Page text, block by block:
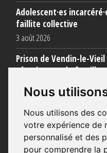
Nous
Nous utilisons des
votre expérience de
personnalisé et des
pour comprendre la
Adolescent·es
faillite collective
3 août 2026
Prison de Vendin-le-Vieil
témoignage de familles
31 juillet 2026